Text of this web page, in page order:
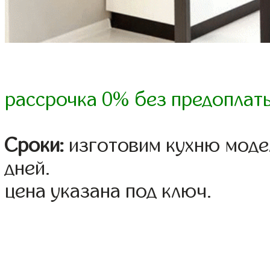
рассрочка 0% без
Сроки: изготовим кухню
дней.
цена указана под ключ.